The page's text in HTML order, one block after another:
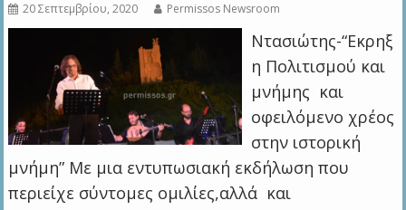
20 Σεπτεμβρίου, 2020 Permissos Newsroom
Ντασιώτης-“Εκρηξ
η Πολιτισμού και
μνήμης και
οφειλόμενο χρέος
στην ιστορική
μνήμη” Με μια εντυπωσιακή εκδήλωση που
περιείχε σύντομες ομιλίες,αλλά και